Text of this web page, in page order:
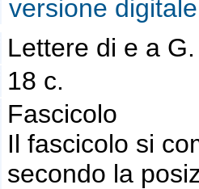
versione digitale
Lettere di e a
18 c.
Fascicolo
Il fascicolo si
secondo la